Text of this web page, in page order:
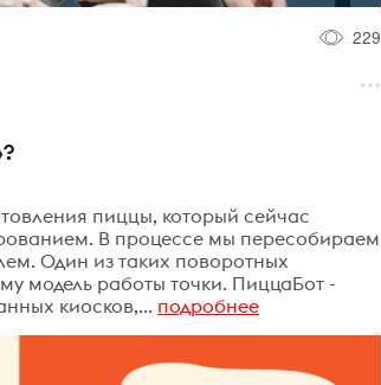
229
пиццы, который сейчас
В процессе мы пересобираем
Один из таких поворотных
модель работы точки. ПиццаБот -
киосков,... подробнее